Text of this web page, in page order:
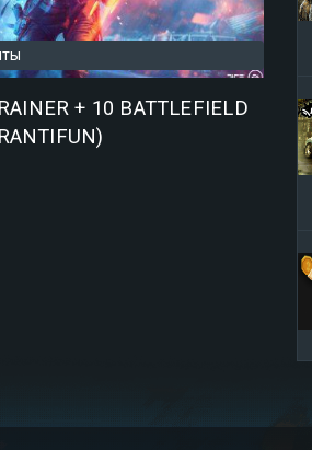
+ 10 BATTLEFIELD